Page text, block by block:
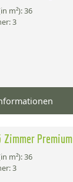
m²): 36
3
m²): 36
3